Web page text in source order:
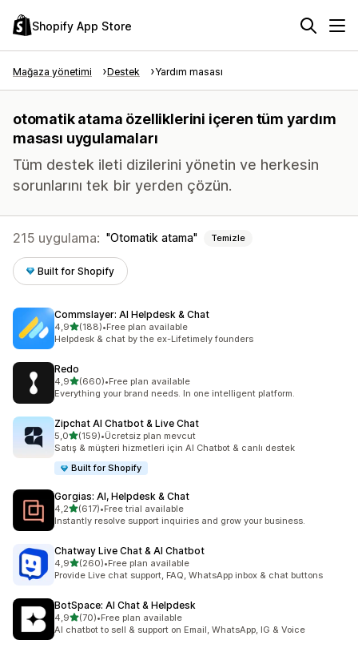
Shopify App Store
Mağaza yönetimi Destek Yardım masası
otomatik atama özelliklerini içeren tüm yardım
masası uygulamaları
Tüm destek ileti dizilerini yönetin ve herkesin
sorunlarını tek bir yerden çözün.
215 uygulama: Otomatik atama Temizle
Built for Shopify
Commslayer: AI Helpdesk & Chat
4,95 yıldız üzerinden
(188)
toplam 188 değerlendirme
•Free plan available
Helpdesk & chat by the ex-Lifetimely founders
Redo
4,95 yıldız üzerinden
(660)
toplam 660 değerlendirme
•Free plan available
Everything your brand needs. In one intelligent platform.
Zipchat AI Chatbot & Live Chat
5,05 yıldız üzerinden
(159)
toplam 159 değerlendirme
•Ücretsiz plan mevcut
Satış & müşteri hizmetleri için AI Chatbot & canlı destek
Built for Shopify
Gorgias: AI, Helpdesk & Chat
4,25 yıldız üzerinden
(617)
toplam 617 değerlendirme
•Free trial available
Instantly resolve support inquiries and grow your business.
Chatway Live Chat & AI Chatbot
4,95 yıldız üzerinden
(260)
toplam 260 değerlendirme
•Free plan available
Provide Live chat support, FAQ, WhatsApp inbox & chat buttons
BotSpace: AI Chat & Helpdesk
4,95 yıldız üzerinden
(70)
toplam 70 değerlendirme
•Free plan available
AI chatbot to sell & support on Email, WhatsApp, IG & Voice